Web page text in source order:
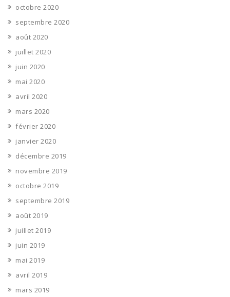
octobre 2020
septembre 2020
août 2020
juillet 2020
juin 2020
mai 2020
avril 2020
mars 2020
février 2020
janvier 2020
décembre 2019
novembre 2019
octobre 2019
septembre 2019
août 2019
juillet 2019
juin 2019
mai 2019
avril 2019
mars 2019